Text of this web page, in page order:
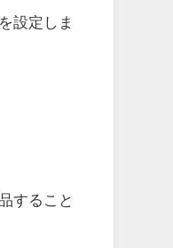
設定しま
すること